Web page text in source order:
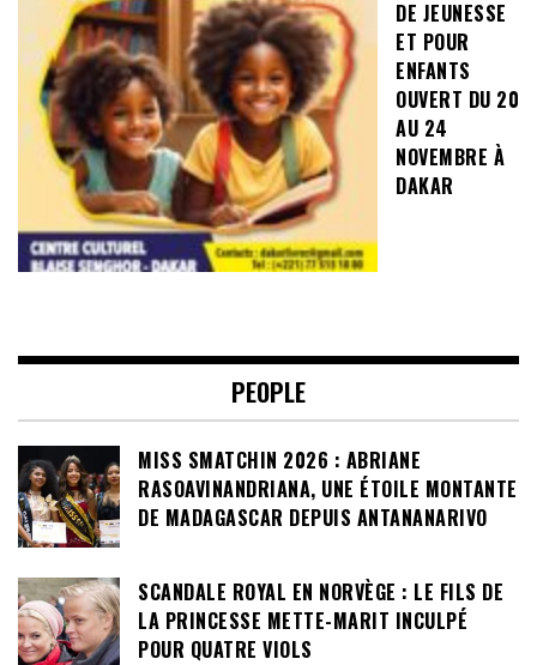
DE JEUNESSE
ET POUR
ENFANTS
OUVERT DU 20
AU 24
NOVEMBRE À
DAKAR
PEOPLE
MISS SMATCHIN 2026 : ABRIANE
RASOAVINANDRIANA, UNE ÉTOILE MONTANTE
DE MADAGASCAR DEPUIS ANTANANARIVO
SCANDALE ROYAL EN NORVÈGE : LE FILS DE
LA PRINCESSE METTE-MARIT INCULPÉ
POUR QUATRE VIOLS